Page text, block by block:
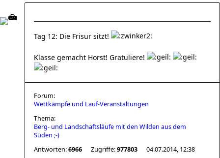
Tag 12: Die Frisur sitzt!
Klasse gemacht Horst! Gratuliere!
Forum:
Wettkämpfe und Lauf-Veranstaltungen
Thema:
Berg- und Landschaftsläufe mit den Wilden aus dem
Süden ;-)
Antworten:6966 Zugriffe:977803 04.07.2014, 12:38